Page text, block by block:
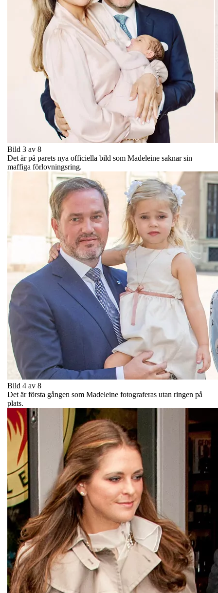
Bild 3 av 8
Det är på parets nya officiella bild som Madeleine saknar sin
maffiga förlovningsring.
Bild 4 av 8
Det är första gången som Madeleine fotograferas utan ringen på
plats.